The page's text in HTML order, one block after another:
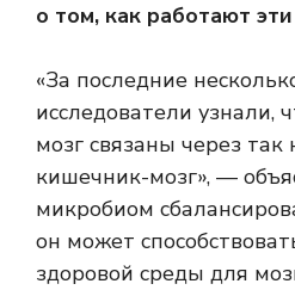
о том, как работают
«За последние
исследователи узнали,
мозг связаны через
кишечник-мозг», —
микробиом
он может
здоровой среды для